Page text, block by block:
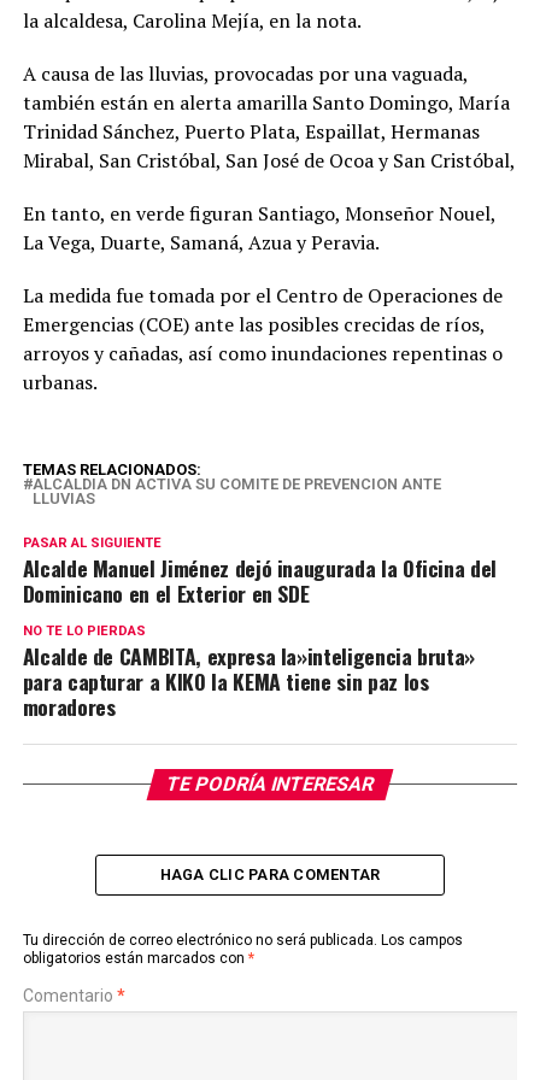
la alcaldesa, Carolina Mejía, en la nota.
A causa de las lluvias, provocadas por una vaguada,
también están en alerta amarilla Santo Domingo, María
Trinidad Sánchez, Puerto Plata, Espaillat, Hermanas
Mirabal, San Cristóbal, San José de Ocoa y San Cristóbal,
En tanto, en verde figuran Santiago, Monseñor Nouel,
La Vega, Duarte, Samaná, Azua y Peravia.
La medida fue tomada por el Centro de Operaciones de
Emergencias (COE) ante las posibles crecidas de ríos,
arroyos y cañadas, así como inundaciones repentinas o
urbanas.
TEMAS RELACIONADOS:
ALCALDIA DN ACTIVA SU COMITE DE PREVENCION ANTE
LLUVIAS
PASAR AL SIGUIENTE
Alcalde Manuel Jiménez dejó inaugurada la Oficina del
Dominicano en el Exterior en SDE
NO TE LO PIERDAS
Alcalde de CAMBITA, expresa la»inteligencia bruta»
para capturar a KIKO la KEMA tiene sin paz los
moradores
TE PODRÍA INTERESAR
HAGA CLIC PARA COMENTAR
Tu dirección de correo electrónico no será publicada. Los campos
obligatorios están marcados con *
Comentario *